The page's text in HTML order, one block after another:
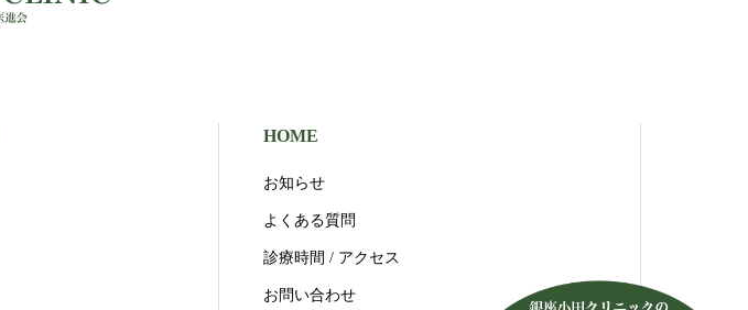
HOME
お知らせ
よくある質問
診療時間 / アクセス
お問い合わせ